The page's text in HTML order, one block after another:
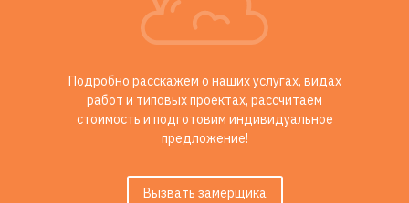
Подробно расскажем о наших услугах, видах
работ и типовых проектах, рассчитаем
стоимость и подготовим индивидуальное
предложение!
Вызвать замерщика